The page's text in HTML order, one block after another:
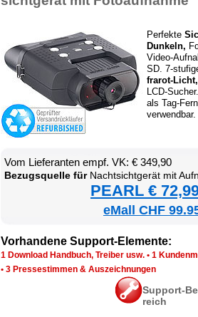
Per­fek­te
Dun­keln,
Vi­deo-
SD. 7-
fra­rot-Licht,
LCD-
als Tag-
ver­wend­bar.
Vom Lie­fe­ran­ten empf. VK: € 349,90
Be­zugs­quel­le fürNacht­sicht­ge­rät mit
PEARL €
eMall CHF
Vor­han­de­ne Sup­port-Ele­men­te:
1 Down­load Hand­buch, Trei­ber usw. • 1
• 3 Pres­se­stim­men & Aus­zeich­nun­gen
Sup­port-
reich